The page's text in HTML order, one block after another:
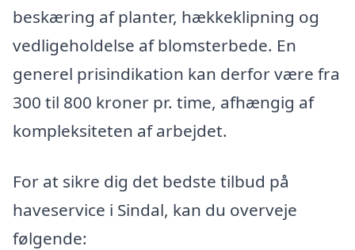
beskæring af planter, hækkeklipning og
vedligeholdelse af blomsterbede. En
generel prisindikation kan derfor være fra
300 til 800 kroner pr. time, afhængig af
kompleksiteten af arbejdet.
For at sikre dig det bedste tilbud på
haveservice i Sindal, kan du overveje
følgende: